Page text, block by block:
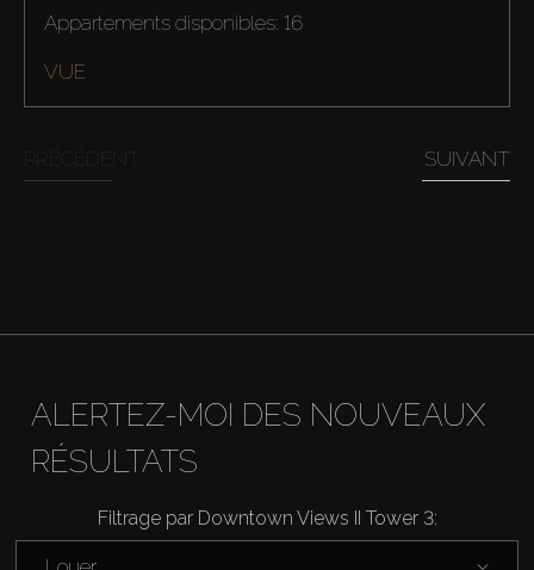
Louer
Vendre
Appartements disponibles: 16
VUE
SUIVANT
ALERTEZ-MOI DES NOUVEAUX
RÉSULTATS
Filtrage par Downtown Views II Tower 3: